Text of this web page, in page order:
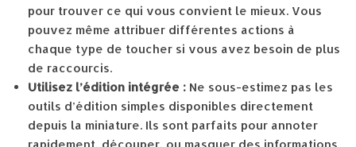
pour trouver ce qui vous convient le mieux. Vous
pouvez même attribuer différentes actions à
chaque type de toucher si vous avez besoin de plus
de raccourcis.
Utilisez l’édition intégrée : Ne sous-estimez pas les
outils d’édition simples disponibles directement
depuis la miniature. Ils sont parfaits pour annoter